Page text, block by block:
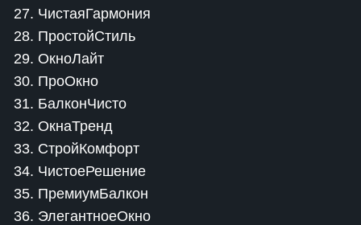
27. ЧистаяГармония
28. ПростойСтиль
29. ОкноЛайт
30. ПроОкно
31. БалконЧисто
32. ОкнаТренд
33. СтройКомфорт
34. ЧистоеРешение
35. ПремиумБалкон
36. ЭлегантноеОкно